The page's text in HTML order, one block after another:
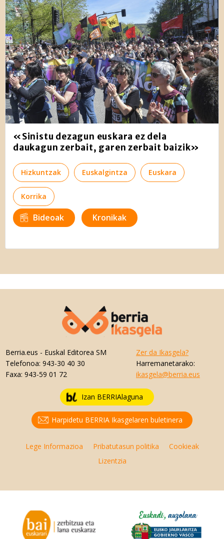
«Sinistu dezagun euskara ez dela
daukagun zerbait, garen zerbait baizik»
Hizkuntzak Euskalgintza Euskara
Korrika
Bideoak Kronikak
Berria.eus - Euskal Editorea SM
Telefonoa: 943-30 40 30
Faxa: 943-59 01 72
Zer da Ikasgela?
Harremanetarako:
ikasgela@berria.eus
Izan BERRIAlaguna
Harpidetu BERRIA Ikasgelaren buletinera
Lege Informazioa Pribatutasun politika
Cookieak
Lizentzia